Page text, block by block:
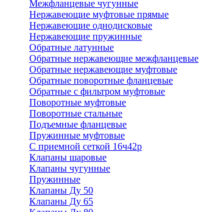
Межфланцевые чугунные
Нержавеющие муфтовые прямые
Нержавеющие однодисковые
Нержавеющие пружинные
Обратные латунные
Обратные нержавеющие межфланцевые
Обратные нержавеющие муфтовые
Обратные поворотные фланцевые
Обратные с фильтром муфтовые
Поворотные муфтовые
Поворотные стальные
Подъемные фланцевые
Пружинные муфтовые
С приемной сеткой 16ч42р
Клапаны шаровые
Клапаны чугунные
Пружинные
Клапаны Ду 50
Клапаны Ду 65